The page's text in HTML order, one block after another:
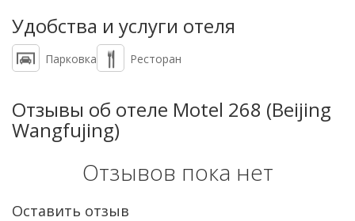
Удобства и услуги отеля
Парковка Ресторан
Отзывы об отеле Motel 268 (Beijing
Wangfujing)
Отзывов пока нет
Оставить отзыв